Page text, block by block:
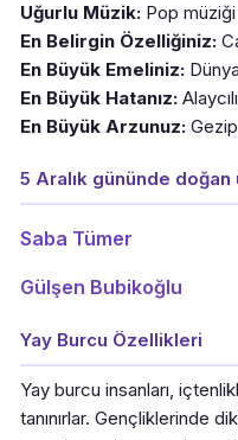
Uğurlu Müzik: Pop müziği
En Belirgin Özelliğiniz:
En Büyük Emeliniz:
En Büyük Hatanız:
En Büyük Arzunuz:
5 Aralık gününde doğan
Saba Tümer
Gülşen Bubikoğlu
Yay Burcu Özellikleri
Yay burcu insanları,
tanınırlar. Gençliklerinde